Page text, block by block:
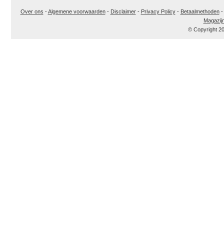
Over ons -Algemene voorwaarden- Disclaimer- Privacy Policy- Betaalmethoden-
© Copyright